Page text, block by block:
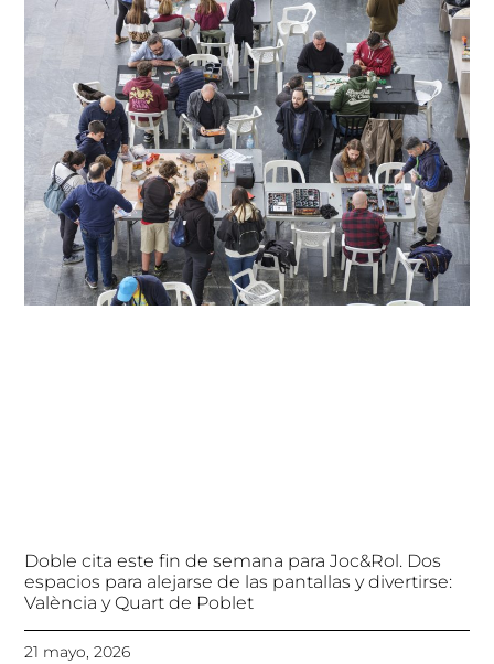
Doble cita este fin de semana para Joc&Rol. Dos
espacios para alejarse de las pantallas y divertirse:
València y Quart de Poblet
21 mayo, 2026